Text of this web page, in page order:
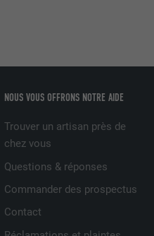
NOUS VOUS OFFRONS NOTRE AIDE
Trouver un artisan près de
chez vous
Questions & réponses
Commander des prospectus
Contact
suivre l'utilisateur sur
Internet afin d'afficher de